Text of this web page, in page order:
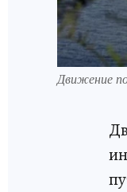
Движение